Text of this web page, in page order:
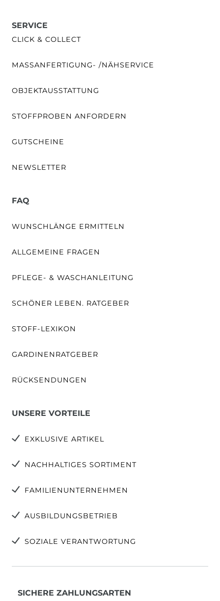
SERVICE
CLICK & COLLECT
MASSANFERTIGUNG- /NÄHSERVICE
OBJEKTAUSSTATTUNG
STOFFPROBEN ANFORDERN
GUTSCHEINE
NEWSLETTER
FAQ
WUNSCHLÄNGE ERMITTELN
ALLGEMEINE FRAGEN
PFLEGE- & WASCHANLEITUNG
SCHÖNER LEBEN. RATGEBER
STOFF-LEXIKON
GARDINENRATGEBER
RÜCKSENDUNGEN
UNSERE VORTEILE
EXKLUSIVE ARTIKEL
NACHHALTIGES SORTIMENT
FAMILIENUNTERNEHMEN
AUSBILDUNGSBETRIEB
SOZIALE VERANTWORTUNG
SICHERE ZAHLUNGSARTEN